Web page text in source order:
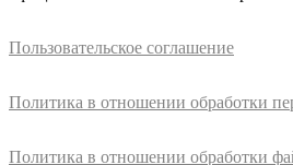
Пользовательское соглашение
Политика в отношении обработки
Политика в отношении обработки